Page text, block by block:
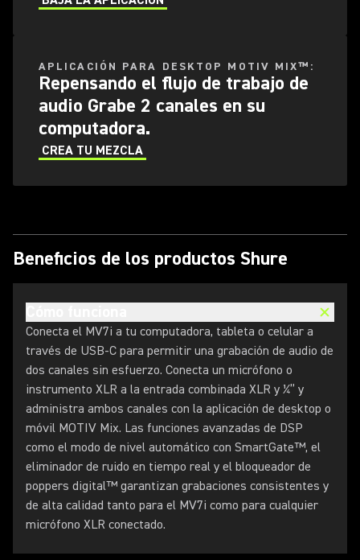
(Opens in a new tab)
APLICACIÓN PARA DESKTOP MOTIV MIX™:
Repensando el flujo de trabajo de
audio Grabe 2 canales en su
computadora.
CREA TU MEZCLA
Beneficios de los productos Shure
Conecta el MV7i a tu computadora, tableta o celular a
través de USB-C para permitir una grabación de audio de
dos canales sin esfuerzo. Conecta un micrófono o
instrumento XLR a la entrada combinada XLR y ¼” y
administra ambos canales con la aplicación de desktop o
móvil MOTIV Mix. Las funciones avanzadas de DSP
como el modo de nivel automático con SmartGate™, el
eliminador de ruido en tiempo real y el bloqueador de
poppers digital™ garantizan grabaciones consistentes y
de alta calidad tanto para el MV7i como para cualquier
micrófono XLR conectado.